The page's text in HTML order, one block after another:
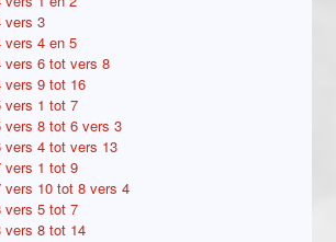
vers 3
vers 4 en 5
vers 6 tot vers 8
vers 9 tot 16
vers 1 tot 7
vers 8 tot 6 vers 3
vers 4 tot vers 13
vers 1 tot 9
vers 10 tot 8 vers 4
vers 5 tot 7
vers 8 tot 14